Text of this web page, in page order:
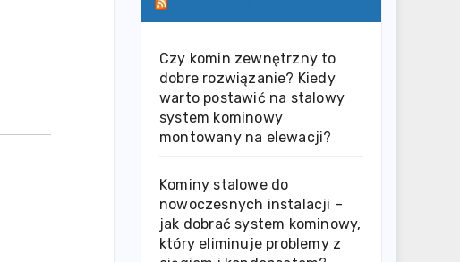
Czy komin zewnętrzny to
dobre rozwiązanie? Kiedy
warto postawić na stalowy
system kominowy
montowany na elewacji?
Kominy stalowe do
nowoczesnych instalacji –
jak dobrać system kominowy,
który eliminuje problemy z